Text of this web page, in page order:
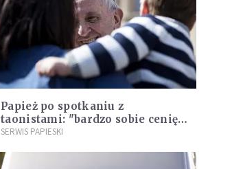
Papież po spotkaniu z
taonistami: "bardzo sobie cenię
ten gest"
SERWIS PAPIESKI